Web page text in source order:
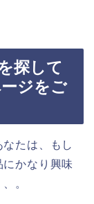
探して
ジをご
たは、もし
かなり興味
。